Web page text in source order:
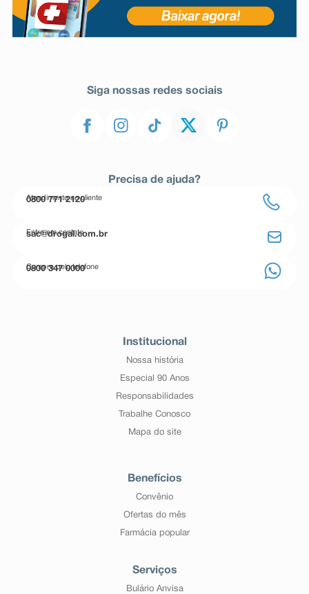
Siga nossas redes sociais
Precisa de ajuda?
Atendimento ao cliente
0800 771 2120
Entre em contato
sac@drogal.com.br
Compre pelo telefone
0800 347 0000
Institucional
Nossa história
Especial 90 Anos
Responsabilidades
Trabalhe Conosco
Mapa do site
Benefícios
Convênio
Ofertas do mês
Farmácia popular
Serviços
Bulário Anvisa